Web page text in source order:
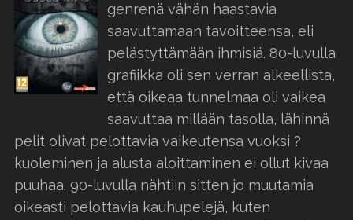
genrenä vähän haastavia
saavuttamaan tavoitteensa, eli
pelästyttämään ihmisiä. 80-luvulla
grafiikka oli sen verran alkeellista,
että oikeaa tunnelmaa oli vaikea
saavuttaa millään tasolla, lähinnä
pelit olivat pelottavia vaikeutensa vuoksi ?
kuoleminen ja alusta aloittaminen ei ollut kivaa
puuhaa. 90-luvulla nähtiin sitten jo muutamia
oikeasti pelottavia kauhupelejä, kuten